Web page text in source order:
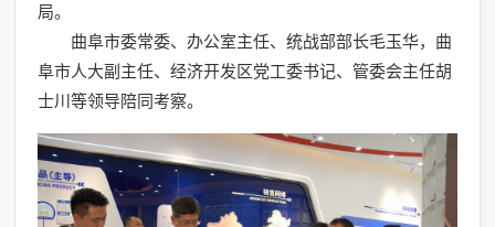
局。
曲阜市委常委、办公室主任、统战部部长毛玉华，曲
阜市人大副主任、经济开发区党工委书记、管委会主任胡
士川等领导陪同考察。